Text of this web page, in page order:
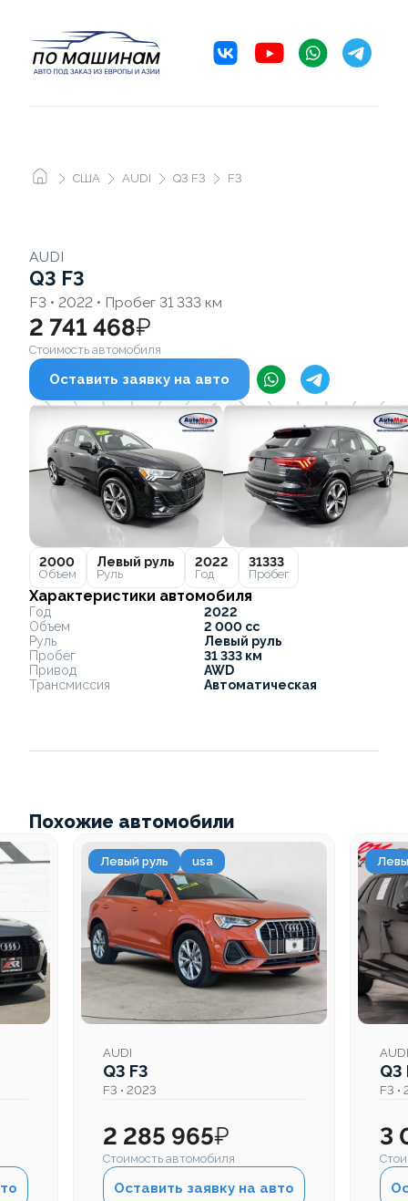
США AUDI Q3 F3 F3
AUDI
Q3 F3
F3 • 2022 • Пробег 31 333 км
2 741 468₽
Стоимость автомобиля
Оставить заявку на авто
2000
Объем
Левый руль
Руль
2022
Год
31333
Пробег
Характеристики автомобиля
Год
2022
Объем
2 000 cc
Руль
Левый руль
Пробег
31 333 км
Привод
AWD
Трансмиссия
Автоматическая
Похожие автомобили
Левый руль usa
AUDI
Q3 F3
F3 • 2023
2 285 965₽
Стоимость автомобиля
Оставить заявку на авто
AUDI
Q3
F3 •
3